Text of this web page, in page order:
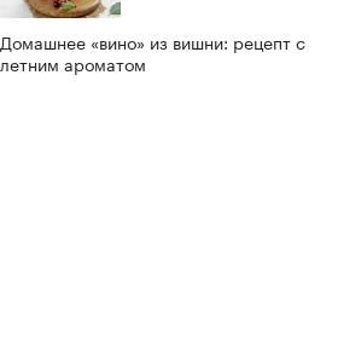
Домашнее «вино» из вишни: рецепт с
летним ароматом